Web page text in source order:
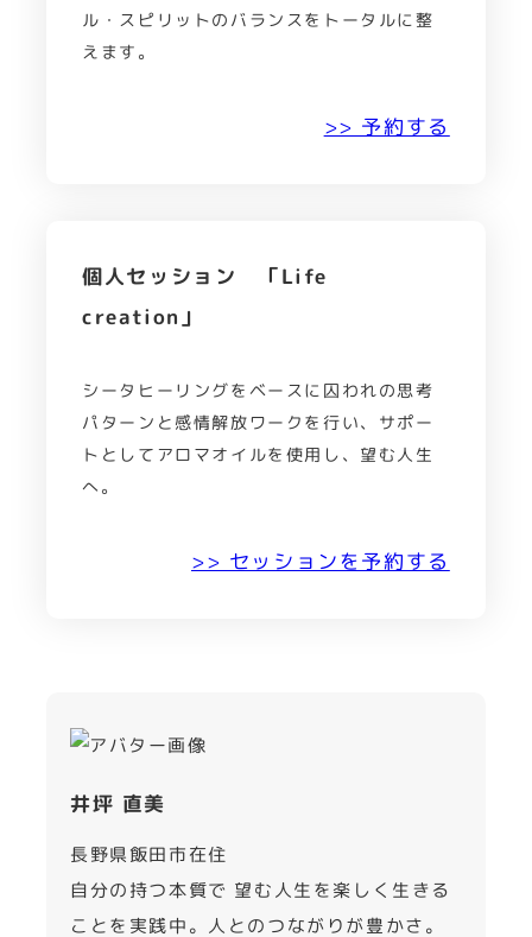
ル・スピリットのバランスをトータルに整
えます。
>> 予約する
個人セッション 「Life
creation」
シータヒーリングをベースに囚われの思考
パターンと感情解放ワークを行い、サポー
トとしてアロマオイルを使用し、望む人生
へ。
>> セッションを予約する
井坪 直美
長野県飯田市在住
自分の持つ本質で 望む人生を楽しく生きる
ことを実践中。人とのつながりが豊かさ。